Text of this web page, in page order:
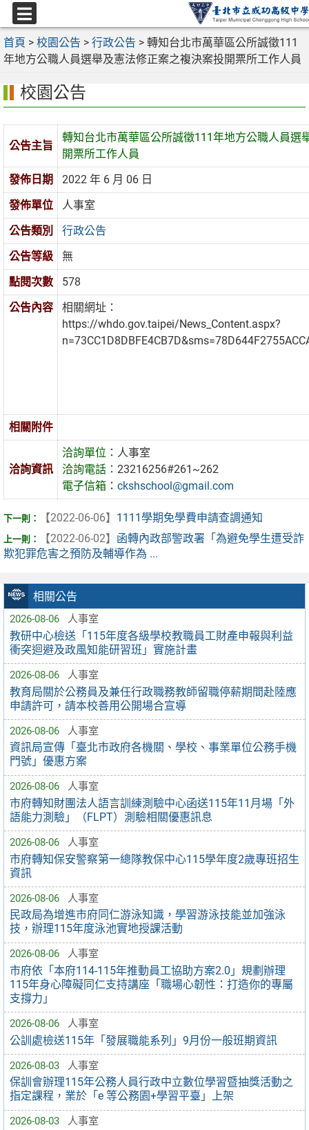
至
主
要
區
選
單
首頁 > 校園公告 > 行政公告 > 轉知台北市萬華區公所誠徵111
年地方公職人員選舉及憲法修正案之複決案投開票所工作人員
相關公告
2026-08-06 人事室
教研中心檢送「115年度各級學校教職員工財產申報與利益
衝突迴避及政風知能研習班」實施計畫
2026-08-06 人事室
教育局關於公務員及兼任行政職務教師留職停薪期間赴陸應
申請許可，請本校善用公開場合宣導
2026-08-06 人事室
資訊局宣傳「臺北市政府各機關、學校、事業單位公務手機
門號」優惠方案
2026-08-06 人事室
市府轉知財團法人語言訓練測驗中心函送115年11月場「外
語能力測驗」（FLPT）測驗相關優惠訊息
2026-08-06 人事室
市府轉知保安警察第一總隊教保中心115學年度2歲專班招生
資訊
2026-08-06 人事室
民政局為增進市府同仁游泳知識，學習游泳技能並加強泳
技，辦理115年度泳池實地授課活動
2026-08-06 人事室
市府依「本府114-115年推動員工協助方案2.0」規劃辦理
115年身心障礙同仁支持講座「職場心韌性：打造你的專屬
支撐力」
2026-08-06 人事室
公訓處檢送115年「發展職能系列」9月份一般班期資訊
2026-08-03 人事室
保訓會辦理115年公務人員行政中立數位學習暨抽獎活動之
指定課程，業於「e 等公務園+學習平臺」上架
2026-08-03 人事室
校園公告
公告主旨
轉知台北市萬華區公所誠徵111年地方公職人員選
開票所工作人員
發佈日期
2022 年 6 月 06 日
發佈單位
人事室
公告類別
行政公告
公告等級
無
點閱次數
578
公告內容
相關網址：
https://whdo.gov.taipei/News_Content.aspx?
相關附件
洽詢資訊
洽詢單位： 人事室
洽詢電話：23216256#261~262
電子信箱：ckshschool@gmail.com
【2022-06-06】 1111學期免學費申請查調通知
【2022-06-02】 函轉內政部警政署「為避免學生遭受詐
欺犯罪危害之預防及輔導作為 ...